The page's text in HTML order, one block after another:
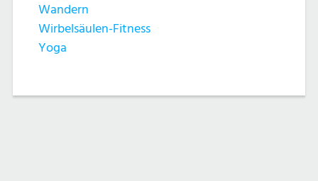
Wandern
Wirbelsäulen-Fitness
Yoga